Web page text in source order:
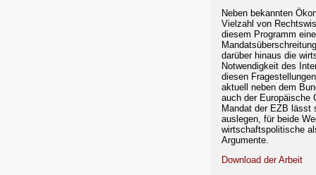
Neben bekannten
Vielzahl von
diesem Programm eine
darüber hinaus die
Notwendigkeit des
diesen
aktuell neben dem
auch der Europäische
Mandat der EZB lässt
auslegen, für beide
wirtschaftspolitische
Argumente.
Download der Arbeit